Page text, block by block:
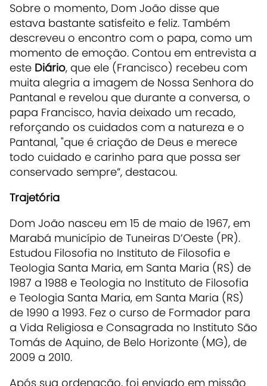
Sobre o momento, Dom João disse que
estava bastante satisfeito e feliz. Também
descreveu o encontro com o papa, como um
momento de emoção. Contou em entrevista a
este Diário, que ele (Francisco) recebeu com
muita alegria a imagem de Nossa Senhora do
Pantanal e revelou que durante a conversa, o
papa Francisco, havia deixado um recado,
reforçando os cuidados com a natureza e o
Pantanal, "que é criação de Deus e merece
todo cuidado e carinho para que possa ser
conservado sempre”, destacou.
Trajetória
Dom João nasceu em 15 de maio de 1967, em
Marabá município de Tuneiras D’Oeste (PR).
Estudou Filosofia no Instituto de Filosofia e
Teologia Santa Maria, em Santa Maria (RS) de
1987 a 1988 e Teologia no Instituto de Filosofia
e Teologia Santa Maria, em Santa Maria (RS)
de 1990 a 1993. Fez o curso de Formador para
a Vida Religiosa e Consagrada no Instituto São
Tomás de Aquino, de Belo Horizonte (MG), de
2009 a 2010.
Após sua ordenação, foi enviado em missão